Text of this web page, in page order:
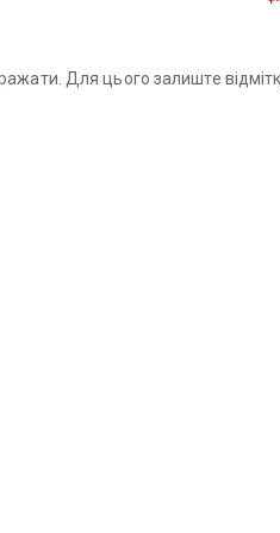
Для цього залиште